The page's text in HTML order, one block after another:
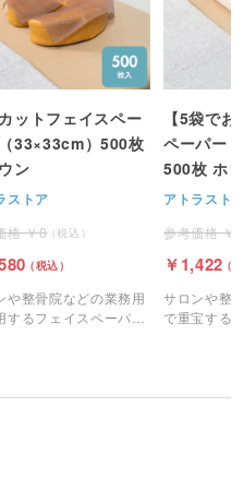
ットフェイスペー
33×33cm）500枚
ン
ストア
0
や整骨院などの業務用
するフェイスペーパー
【5袋で
ペーパー
500枚 ホ
アトラスト
1,422
サロンや整
で重宝する